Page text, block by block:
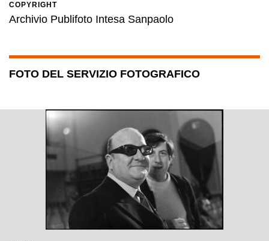
COPYRIGHT
Archivio Publifoto Intesa Sanpaolo
FOTO DEL SERVIZIO FOTOGRAFICO